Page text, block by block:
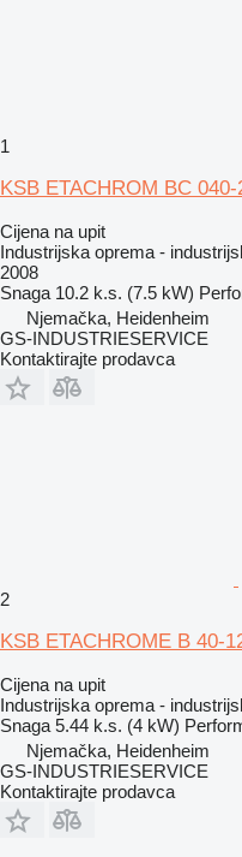
1
KSB ETACHROM BC
Cijena na upit
Industrijska oprema -
2008
Snaga 10.2 k.s. (7.5 kW)
Njemačka, Heidenheim
GS-INDUSTRIESERVICE
Kontaktirajte prodavca
2
KSB ETACHROME B 40-
Cijena na upit
Industrijska oprema -
Snaga 5.44 k.s. (4 kW)
Njemačka, Heidenheim
GS-INDUSTRIESERVICE
Kontaktirajte prodavca